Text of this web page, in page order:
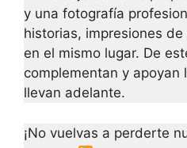
y una fotografía
historias, impresiones
en el mismo lugar. De
complementan y apoyan
llevan adelante.
¡No vuelvas a perderte